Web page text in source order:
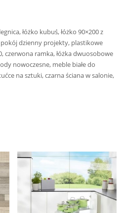
łóżko kubuś, łóżko 90×200 z
dzienny projekty, plastikowe
czerwona ramka, łóżka dwuosobowe
nowoczesne, meble białe do
na sztuki, czarna ściana w salonie,